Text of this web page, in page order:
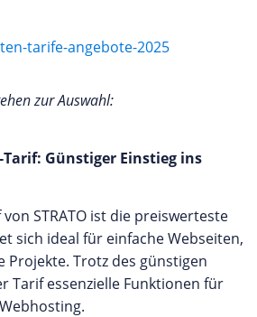
zur Auswahl:
Tarif: Günstiger Einstieg ins
STRATO ist die preiswerteste
sich ideal für einfache Webseiten,
Projekte. Trotz des günstigen
Tarif essenzielle Funktionen für